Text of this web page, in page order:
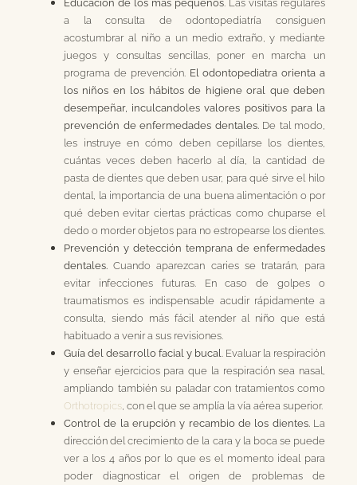
Educación de los más pequeños. Las visitas regulares
a la consulta de odontopediatría consiguen
acostumbrar al niño a un medio extraño, y mediante
juegos y consultas sencillas, poner en marcha un
programa de prevención. El odontopediatra orienta a
los niños en los hábitos de higiene oral que deben
desempeñar, inculcandoles valores positivos para la
prevención de enfermedades dentales.De tal modo,
les instruye en cómo deben cepillarse los dientes,
cuántas veces deben hacerlo al día, la cantidad de
pasta de dientes que deben usar, para qué sirve el hilo
dental, la importancia de una buena alimentación o por
qué deben evitar ciertas prácticas como chuparse el
dedo o morder objetos para no estropearse los dientes.
Prevención y detección temprana de enfermedades
dentales. Cuando aparezcan caries se tratarán, para
evitar infecciones futuras. En caso de golpes o
traumatismos es indispensable acudir rápidamente a
consulta, siendo más fácil atender al niño que está
habituado a venir a sus revisiones.
Guía del desarrollo facial y bucal. Evaluar la respiración
y enseñar ejercicios para que la respiración sea nasal,
ampliando también su paladar con tratamientos como
Orthotropics, con el que se amplía la vía aérea superior.
Control de la erupción y recambio de los dientes.La
dirección del crecimiento de la cara y la boca se puede
ver a los 4 años por lo que es el momento ideal para
poder diagnosticar el origen de problemas de